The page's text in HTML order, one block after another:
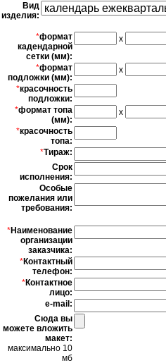
Вид
изделия:
*формат
кадендарной
сетки (мм):
x
*формат
подложки (мм):
x
*красочность
подложки:
*формат топа
(мм):
x
*красочность
топа:
*Тираж:
Срок
исполнения:
Особые
пожелания или
требования:
*Наименование
организации
заказчика:
*Контактный
телефон:
*Контактное
лицо:
e-mail:
Сюда вы
можете вложить
макет:
максимально 10
мб